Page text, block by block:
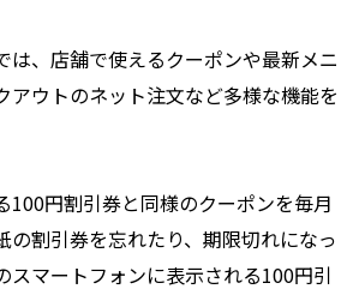
は、店舗で使えるクーポンや最新メニ
アウトのネット注文など多様な機能を
100円割引券と同様のクーポンを毎月
の割引券を忘れたり、期限切れになっ
スマートフォンに表示される100円引